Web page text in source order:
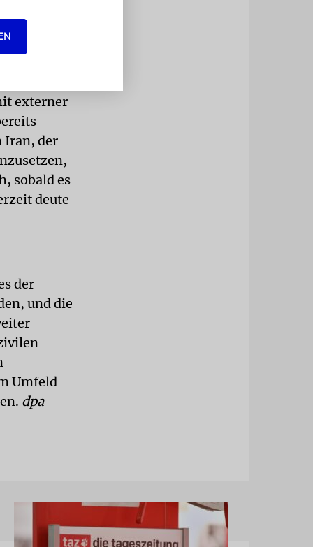
externer
Iran, der
sobald es
deute
der
und die
Umfeld
dpa